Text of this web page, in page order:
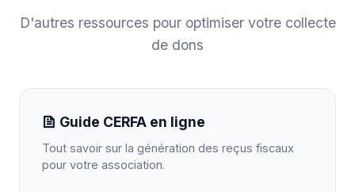
D'autres ressources pour optimiser votre collecte
de dons
Guide CERFA en ligne
Tout savoir sur la génération des reçus fiscaux
pour votre association.